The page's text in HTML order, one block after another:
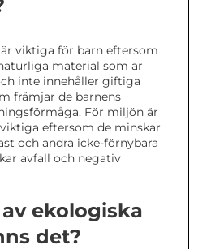
viktiga för barn eftersom
material som är
inte innehåller giftiga
främjar de barnens
För miljön är
eftersom de minskar
och andra icke-förnybara
avfall och negativ
ekologiska
det?